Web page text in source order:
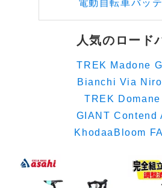
電動自転車バッ
人気のロード
TREK Madone
Bianchi Via
TREK Domane
GIANT Contend
KhodaaBloom